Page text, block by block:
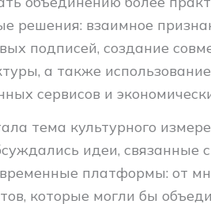
решения: взаимное
подписей, создание
а также использование
сервисов и
тема культурного
идеи, связанные
платформы: от
которые могли бы